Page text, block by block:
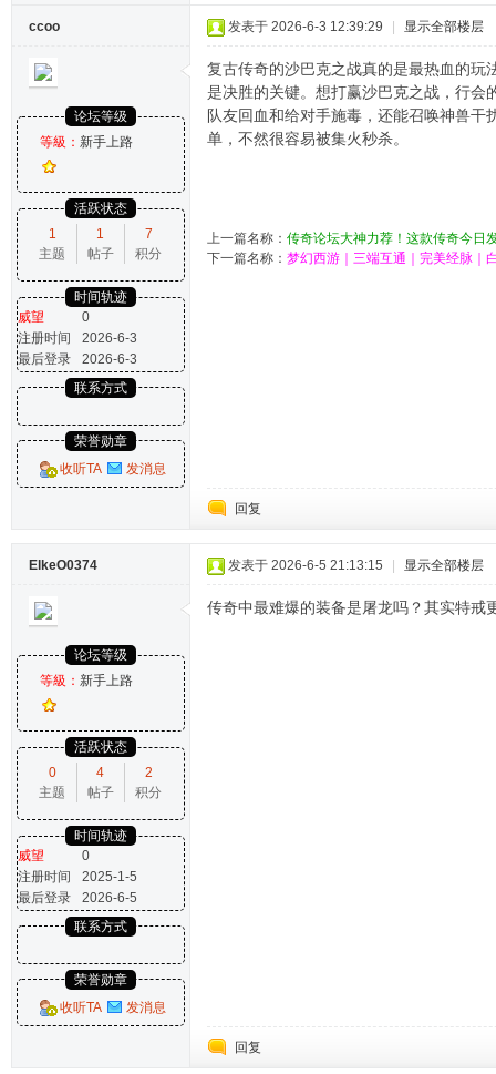
坛
ccoo
论坛等级
等級： 新手上路
活跃状态
1
主题
1
帖子
7
积分
时间轨迹
威望
0
注册时间
2026-6-3
最后登录
2026-6-3
联系方式
荣誉勋章
收听TA
发消息
发表于 2026-6-3 12:39:29 显示全部楼层
复古传奇的沙巴克之战真的是最热血的玩
是决胜的关键。想打赢沙巴克之战，行会
队友回血和给对手施毒，还能召唤神兽
单，不然很容易被集火秒杀。
上一篇名称： 传奇论坛大神力荐！这款传奇今日
下一篇名称： 梦幻西游｜三端互通｜完美经脉｜
回复
ElkeO0374
论坛等级
等級： 新手上路
活跃状态
0
主题
4
帖子
2
积分
时间轨迹
威望
0
注册时间
2025-1-5
最后登录
2026-6-5
联系方式
荣誉勋章
收听TA
发消息
发表于 2026-6-5 21:13:15 显示全部楼层
传奇中最难爆的装备是屠龙吗？其实特戒
回复